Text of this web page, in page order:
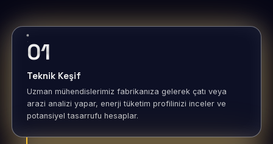
01
Teknik Keşif
Uzman mühendislerimiz fabrikanıza gelerek çatı veya
arazi analizi yapar, enerji tüketim profilinizi inceler ve
potansiyel tasarrufu hesaplar.